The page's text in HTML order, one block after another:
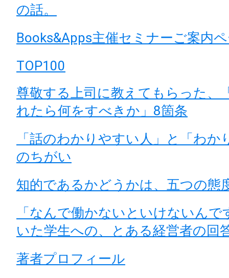
の話。
Books&Apps主催セミナーご案内
TOP100
尊敬する上司に教えてもらった、
れたら何をすべきか」8箇条
「話のわかりやすい人」と「わか
のちがい
知的であるかどうかは、五つの態
「なんで働かないといけないんで
いた学生への、とある経営者の回
著者プロフィール